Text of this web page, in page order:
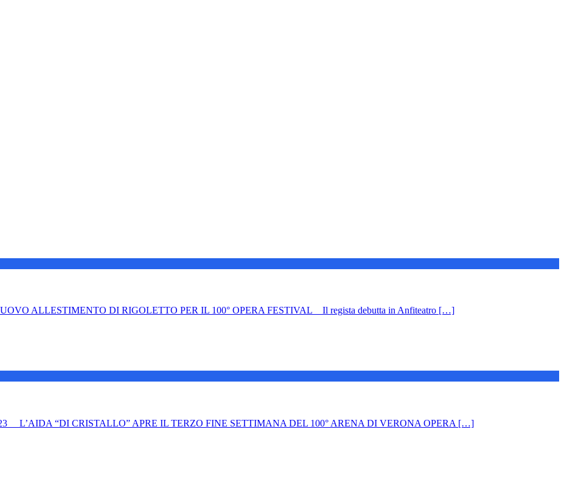
ALLESTIMENTO DI RIGOLETTO PER IL 100° OPERA FESTIVAL Il regista debutta in Anfiteatro […]
APRE IL TERZO FINE SETTIMANA DEL 100° ARENA DI VERONA OPERA […]